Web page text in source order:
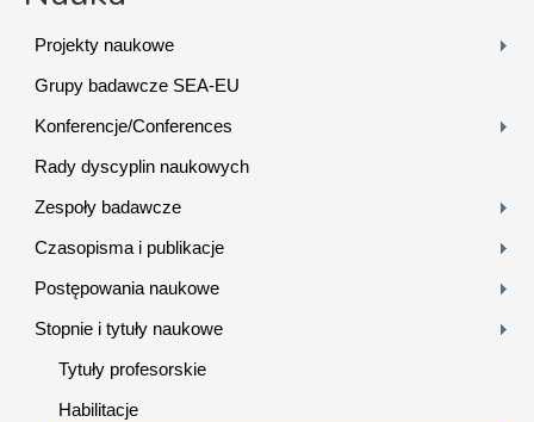
Projekty naukowe
Grupy badawcze SEA-EU
Konferencje/Conferences
Rady dyscyplin naukowych
Zespoły badawcze
Czasopisma i publikacje
Postępowania naukowe
Stopnie i tytuły naukowe
Tytuły profesorskie
Habilitacje